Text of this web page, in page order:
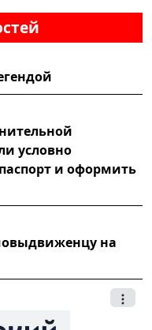
условно
и оформить
на